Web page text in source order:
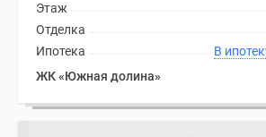
Этаж
Отделка
Ипотека
ЖК «Южная долина»